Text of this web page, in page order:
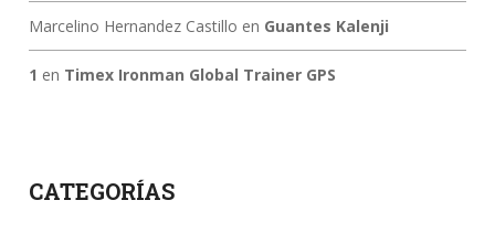
Marcelino Hernandez Castillo en Guantes Kalenji
1 en Timex Ironman Global Trainer GPS
CATEGORÍAS